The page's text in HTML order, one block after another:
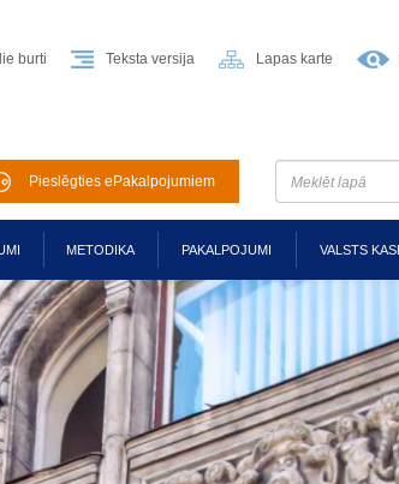
burti Teksta versija Lapas karte
Pieslēgties ePakalpojumiem
METODIKA PAKALPOJUMI VALSTS